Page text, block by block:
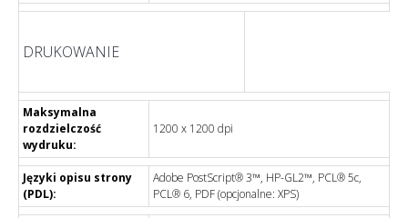
DRUKOWANIE
Maksymalna
rozdzielczość
wydruku:
1200 x 1200 dpi
Języki opisu strony
(PDL):
Adobe PostScript® 3™, HP-GL2™, PCL® 5c,
PCL® 6, PDF (opcjonalne: XPS)